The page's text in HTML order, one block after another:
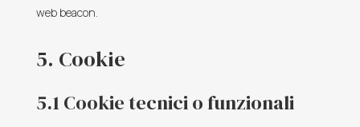
web beacon.
5. Cookie
5.1 Cookie tecnici o funzionali